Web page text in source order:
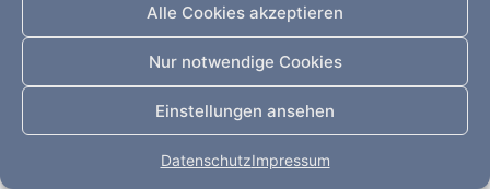
Alle Cookies akzeptieren
Nur notwendige Cookies
Einstellungen ansehen
DatenschutzImpressum
Startseite
Leistungen
Kompetenz
Impressum
Datenschutz
Alle Rechte vorbehalten